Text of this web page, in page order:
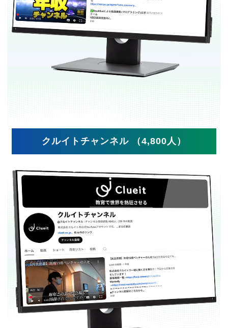
クルイトチャンネル （4,800人）